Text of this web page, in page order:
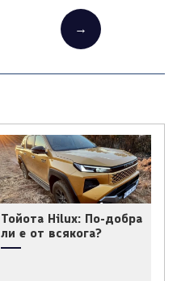
→
Тойота Hilux: По-добра
ли е от всякога?